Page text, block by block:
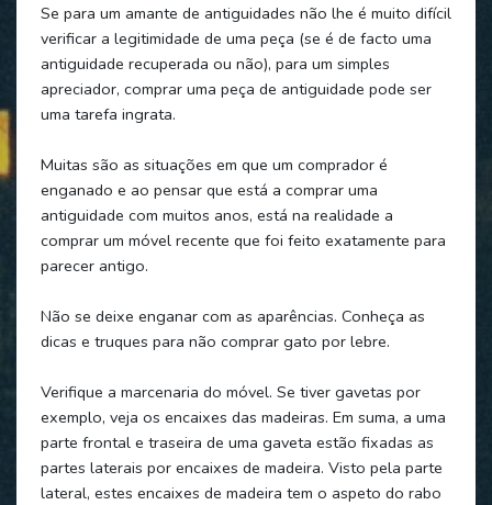
Se para um amante de antiguidades não lhe é muito difícil
verificar a legitimidade de uma peça (se é de facto uma
antiguidade recuperada ou não), para um simples
apreciador, comprar uma peça de antiguidade pode ser
uma tarefa ingrata.
Muitas são as situações em que um comprador é
enganado e ao pensar que está a comprar uma
antiguidade com muitos anos, está na realidade a
comprar um móvel recente que foi feito exatamente para
parecer antigo.
Não se deixe enganar com as aparências. Conheça as
dicas e truques para não comprar gato por lebre.
Verifique a marcenaria do móvel. Se tiver gavetas por
exemplo, veja os encaixes das madeiras. Em suma, a uma
parte frontal e traseira de uma gaveta estão fixadas as
partes laterais por encaixes de madeira. Visto pela parte
lateral, estes encaixes de madeira tem o aspeto do rabo